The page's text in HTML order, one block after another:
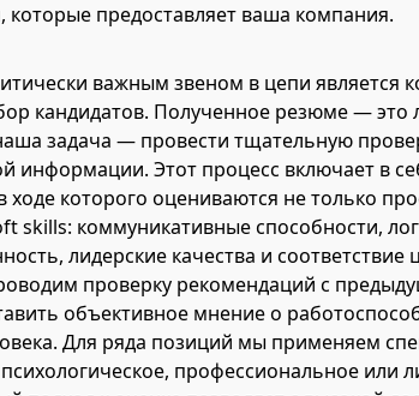
которые предоставляет ваша компания.
важным звеном в цепи является
кандидатов. Полученное резюме — это
задача — провести тщательную
информации. Этот процесс включает в
ходе которого оцениваются не только
skills: коммуникативные способности,
лидерские качества и
проверку рекомендаций с
объективное мнение о
Для ряда позиций мы применяем
профессиональное или